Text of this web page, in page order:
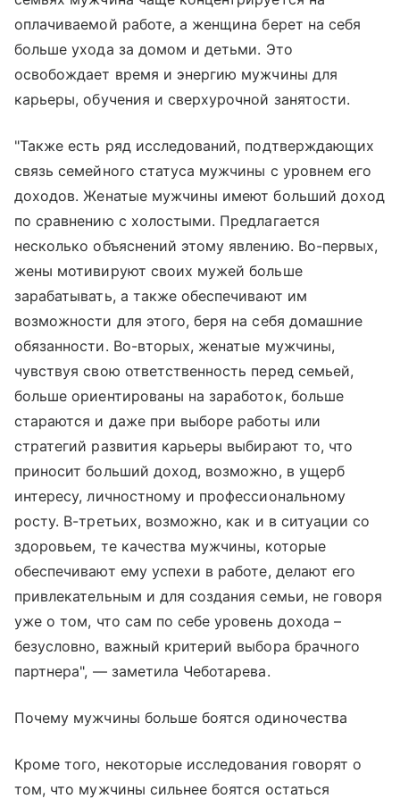
оплачиваемой работе, а женщина берет на себя
больше ухода за домом и детьми. Это
освобождает время и энергию мужчины для
карьеры, обучения и сверхурочной занятости.
"Также есть ряд исследований, подтверждающих
связь семейного статуса мужчины с уровнем его
доходов. Женатые мужчины имеют больший доход
по сравнению с холостыми. Предлагается
несколько объяснений этому явлению. Во-первых,
жены мотивируют своих мужей больше
зарабатывать, а также обеспечивают им
возможности для этого, беря на себя домашние
обязанности. Во-вторых, женатые мужчины,
чувствуя свою ответственность перед семьей,
больше ориентированы на заработок, больше
стараются и даже при выборе работы или
стратегий развития карьеры выбирают то, что
приносит больший доход, возможно, в ущерб
интересу, личностному и профессиональному
росту. В-третьих, возможно, как и в ситуации со
здоровьем, те качества мужчины, которые
обеспечивают ему успехи в работе, делают его
привлекательным и для создания семьи, не говоря
уже о том, что сам по себе уровень дохода –
безусловно, важный критерий выбора брачного
партнера", — заметила Чеботарева.
Почему мужчины больше боятся одиночества
Кроме того, некоторые исследования говорят о
том, что мужчины сильнее боятся остаться